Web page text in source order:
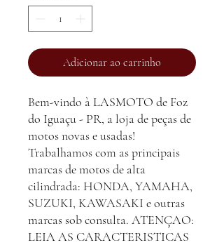
Adicionar ao carrinho
Bem-vindo à LASMOTO de Foz
do Iguaçu - PR, a loja de peças de
motos novas e usadas!
Trabalhamos com as principais
marcas de motos de alta
cilindrada: HONDA, YAMAHA,
SUZUKI, KAWASAKI e outras
marcas sob consulta. ATENÇAO:
LEIA AS CARACTERISTICAS